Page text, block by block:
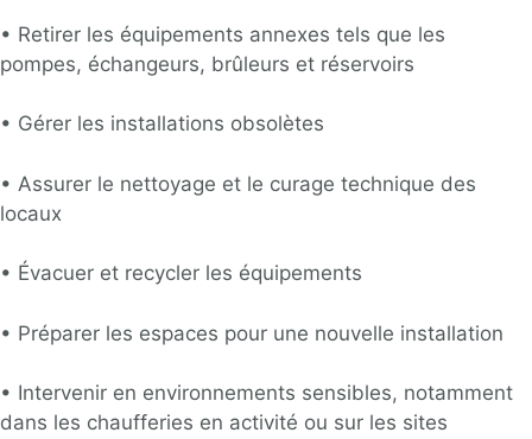
• Retirer les équipements annexes tels que les
pompes, échangeurs, brûleurs et réservoirs
• Gérer les installations obsolètes
• Assurer le nettoyage et le curage technique des
locaux
• Évacuer et recycler les équipements
• Préparer les espaces pour une nouvelle installation
• Intervenir en environnements sensibles, notamment
dans les chaufferies en activité ou sur les sites